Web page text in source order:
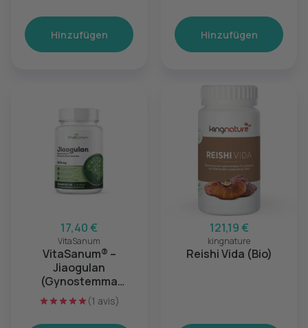
Hinzufügen Hinzufügen
17,40 €
VitaSanum
VitaSanum® –
Jiaogulan
(Gynostemma
pentaphyllum) 500 mg
60 Kapseln
(1 avis)
121,19 €
kingnature
Reishi Vida (Bio)